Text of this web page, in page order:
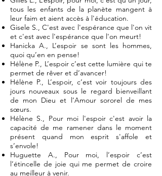
tous les enfants de la planète mangent à
leur faim et aient accès à l'éducation.
Gisele S., C'est avec l'espérance que l'on vit
et c'est avec l'espérance que l'on meurt!
Hanicka A., L’espoir se sont les hommes,
quoi qu’en en pense!
Hélène P., L’espoir c’est cette lumière qui te
permet de rêver et d’avancer!
Hélène P., L’espoir, c’est voir toujours des
jours nouveaux sous le regard bienveillant
de mon Dieu et l’Amour sororel de mes
sœurs.
Hélène S., Pour moi l'espoir c'est avoir la
capacité de me ramener dans le moment
présent quand mon esprit s'affole et
s’envole!
Huguette A., Pour moi, l’espoir c’est
l’étincelle de joie qui me permet de croire
au meilleur à venir.